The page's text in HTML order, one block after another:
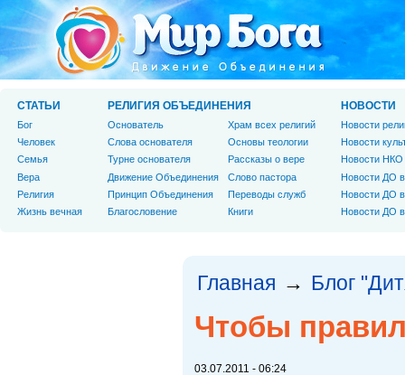
Главная → Блог
Чтобы
03.07.2011 - 06:24
СТАТЬИ
Бог
Человек
Cемья
Вера
Религия
Жизнь вечная
РЕЛИГИЯ ОБЪЕДИНЕНИЯ
Основатель
Слова основателя
Турне основателя
Движение Объединения
Принцип Объединения
Благословение
Храм всех религий
Основы теологии
Рассказы о вере
Слово пастора
Переводы служб
Книги
НОВОСТИ
Новости
Новости
Новости НКО
Новости ДО
Новости ДО
Новости ДО